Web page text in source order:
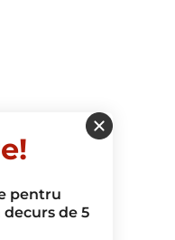
pentru
de 5